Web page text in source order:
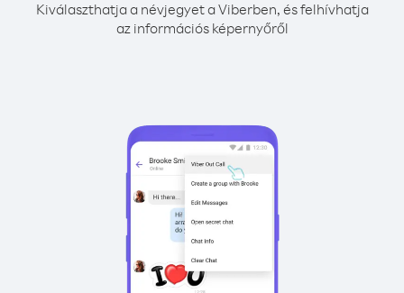
Kiválaszthatja a névjegyet a Viberben, és felhívhatja
az információs képernyőről